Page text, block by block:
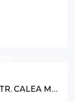
APARTAMENT CU 2 CAMERE, STR. CALEA MOȘILOR, RÂȘCANI